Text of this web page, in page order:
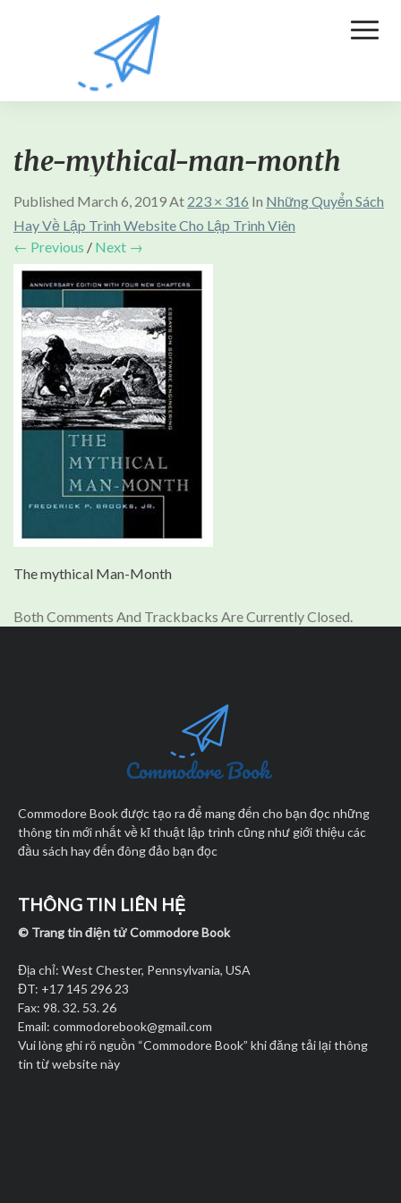
the-mythical-man-month
Published March 6, 2019At 223 × 316 In Những Quyển Sách
Hay Về Lập Trình Website Cho Lập Trình Viên
← Previous / Next →
The mythical Man-Month
Both Comments And Trackbacks Are Currently Closed.
Commodore Book được tạo ra để mang đến cho bạn đọc những
thông tin mới nhất về kĩ thuật lập trình cũng như giới thiệu các
đầu sách hay đến đông đảo bạn đọc
THÔNG TIN LIÊN HỆ
© Trang tin điện tử Commodore Book
Địa chỉ: West Chester, Pennsylvania, USA
ĐT: +17 145 296 23
Fax: 98. 32. 53. 26
Email: commodorebook@gmail.com
Vui lòng ghi rõ nguồn “Commodore Book” khi đăng tải lại thông
tin từ website này